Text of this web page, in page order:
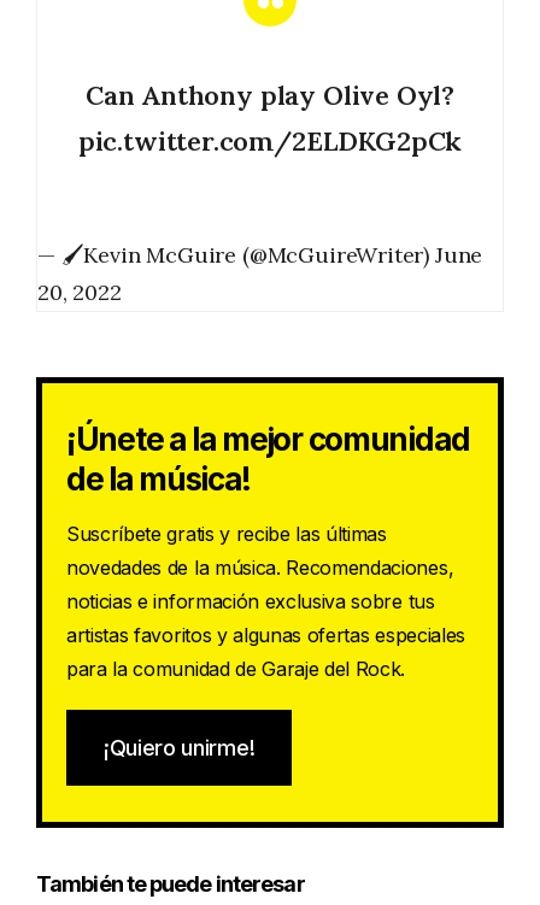
Can Anthony play Olive Oyl?
pic.twitter.com/2ELDKG2pCk
— 🖌Kevin McGuire (@McGuireWriter) June
20, 2022
¡Únete a la mejor comunidad
de la música!
Suscríbete gratis y recibe las últimas
novedades de la música. Recomendaciones,
noticias e información exclusiva sobre tus
artistas favoritos y algunas ofertas especiales
para la comunidad de Garaje del Rock.
¡Quiero unirme!
También te puede interesar